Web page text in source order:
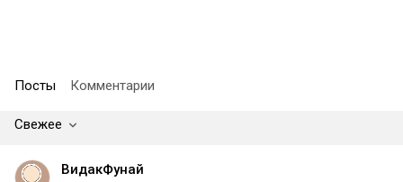
Посты Комментарии
Свежее
ВидакФунай